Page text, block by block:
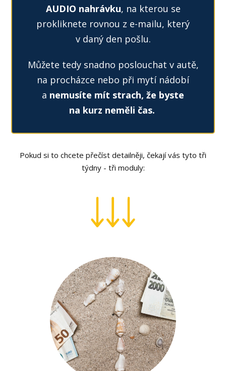
AUDIO nahrávku, na kterou se
prokliknete rovnou z e-mailu, který
v daný den pošlu.
Můžete tedy snadno poslouchat v autě,
na procházce nebo při mytí nádobí
a nemusíte mít strach, že byste
na kurz neměli čas.
Pokud si to chcete přečíst detailněji, čekají vás tyto tři
týdny - tři moduly: